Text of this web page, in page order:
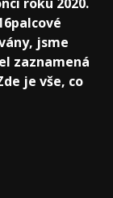
jsme
zaznamená
je vše, co